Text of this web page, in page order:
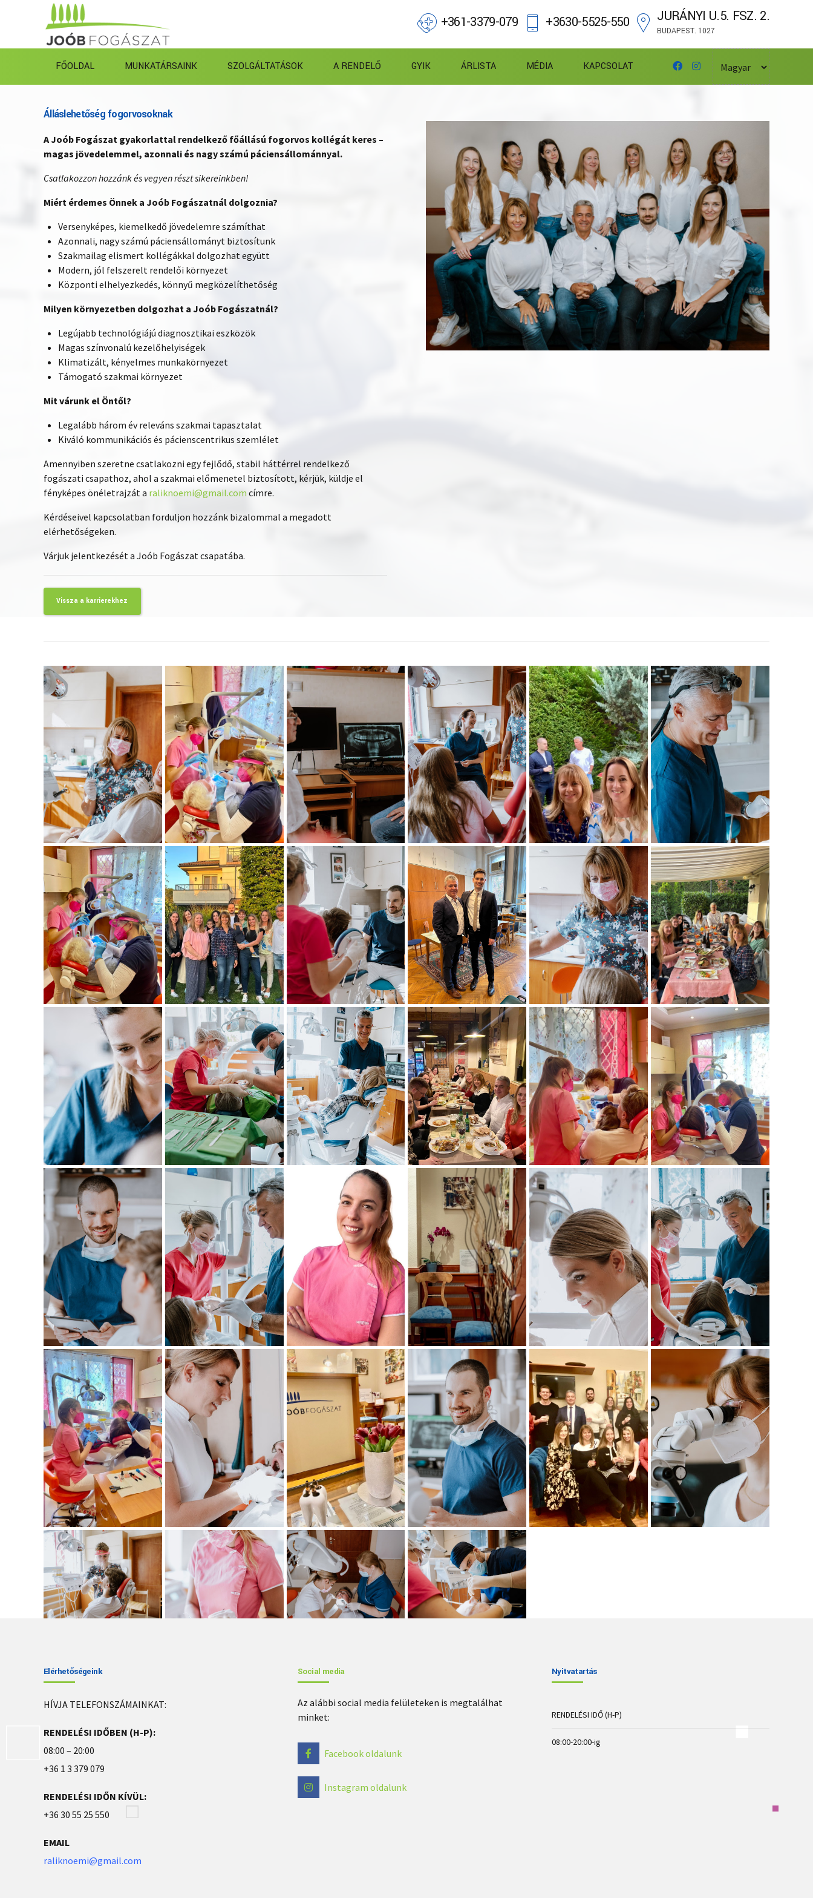
+361-3379-079 +3630-5525-550 JURÁNYI U.5. FSZ. 2.
BUDAPEST. 1027
FŐOLDAL MUNKATÁRSAINK SZOLGÁLTATÁSOK A RENDELŐ GYIK ÁRLISTA MÉDIA KAPCSOLAT
Álláslehetőség fogorvosoknak
A Joób Fogászat gyakorlattal rendelkező főállású fogorvos kollégát keres –
magas jövedelemmel, azonnali és nagy számú páciensállománnyal.
Csatlakozzon hozzánk és vegyen részt sikereinkben!
Miért érdemes Önnek a Joób Fogászatnál dolgoznia?
Versenyképes, kiemelkedő jövedelemre számíthat
Azonnali, nagy számú páciensállományt biztosítunk
Szakmailag elismert kollégákkal dolgozhat együtt
Modern, jól felszerelt rendelői környezet
Központi elhelyezkedés, könnyű megközelíthetőség
Milyen környezetben dolgozhat a Joób Fogászatnál?
Legújabb technológiájú diagnosztikai eszközök
Magas színvonalú kezelőhelyiségek
Klimatizált, kényelmes munkakörnyezet
Támogató szakmai környezet
Mit várunk el Öntől?
Legalább három év releváns szakmai tapasztalat
Kiváló kommunikációs és pácienscentrikus szemlélet
Amennyiben szeretne csatlakozni egy fejlődő, stabil háttérrel rendelkező
fogászati csapathoz, ahol a szakmai előmenetel biztosított, kérjük, küldje el
fényképes önéletrajzát a raliknoemi@gmail.com címre.
Kérdéseivel kapcsolatban forduljon hozzánk bizalommal a megadott
elérhetőségeken.
Várjuk jelentkezését a Joób Fogászat csapatába.
Vissza a karrierekhez
Elérhetőségeink
HÍVJA TELEFONSZÁMAINKAT:
RENDELÉSI IDŐBEN (H-P):
08:00 – 20:00
+36 1 3 379 079
RENDELÉSI IDŐN KÍVÜL:
+36 30 55 25 550
EMAIL
raliknoemi@gmail.com
Social media
Az alábbi social media felületeken is megtalálhat
minket:
Facebook oldalunk
Instagram oldalunk
Nyitvatartás
RENDELÉSI IDŐ (H-P)
08:00-20:00-ig